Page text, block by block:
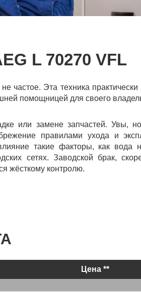
L 70270 VFL
Эта техника практически
помощницей для своего
или замене запчастей. Увы,
правилами ухода и
такие факторы, как вода
сетях. Заводской брак,
жёсткому контролю.
Цена **